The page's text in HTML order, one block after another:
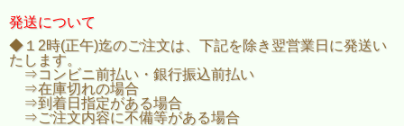
発送について
◆１2時(正午)迄のご注文は、下記を除き翌営業日に発送い
たします。
⇒コンビニ前払い・銀行振込前払い
⇒在庫切れの場合
⇒到着日指定がある場合
⇒ご注文内容に不備等がある場合